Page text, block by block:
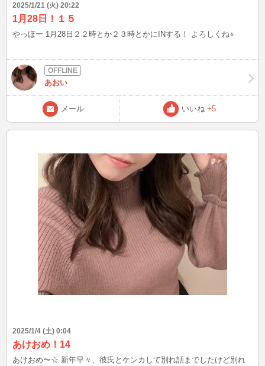
2025/1/21 (火) 20:22
1月28日！１５
やっほー 1月28日２２時とか２３時とかにINする！ よろしくね⭐︎
あおい
メール いいね +5
2025/1/4 (土) 0:04
あけおめ！14
あけおめ〜☆ 新年早々、彼氏とケンカして別れ話までしたけど別れ